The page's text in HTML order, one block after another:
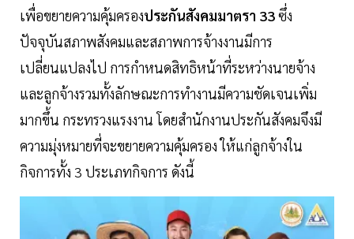
เพื่อขยายความคุ้มครองประกันสังคมมาตรา 33ซึ่ง
ปัจจุบันสภาพสังคมและสภาพการจ้างงานมีการ
เปลี่ยนแปลงไป การกำหนดสิทธิหน้าที่ระหว่างนายจ้าง
และลูกจ้างรวมทั้งลักษณะการทำงานมีความชัดเจนเพิ่ม
มากขึ้น กระทรวงแรงงาน โดยสำนักงานประกันสังคมจึงมี
ความมุ่งหมายที่จะขยายความคุ้มครอง ให้แก่ลูกจ้างใน
กิจการทั้ง 3 ประเภทกิจการ ดังนี้